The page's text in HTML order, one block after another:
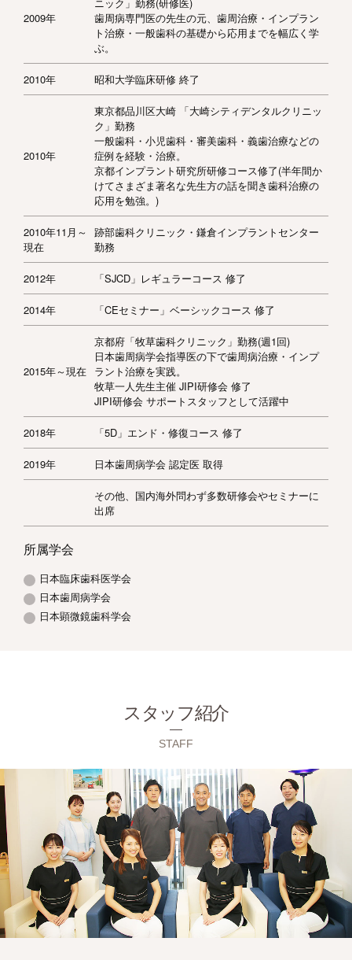
2009年
ニック」勤務(研修医)
歯周病専門医の先生の元、歯周治療・インプラン
ト治療・一般歯科の基礎から応用までを幅広く学
ぶ。
2010年 昭和大学臨床研修 終了
2010年
東京都品川区大崎 「大崎シティデンタルクリニッ
ク」勤務
一般歯科・小児歯科・審美歯科・義歯治療などの
症例を経験・治療。
京都インプラント研究所研修コース修了(半年間か
けてさまざま著名な先生方の話を聞き歯科治療の
応用を勉強。)
2010年11月～
現在
跡部歯科クリニック・鎌倉インプラントセンター
勤務
2012年 「SJCD」レギュラーコース 修了
2014年 「CEセミナー」ベーシックコース 修了
2015年～現在
京都府「牧草歯科クリニック」勤務(週1回)
日本歯周病学会指導医の下で歯周病治療・インプ
ラント治療を実践。
牧草一人先生主催 JIPI研修会 修了
JIPI研修会 サポートスタッフとして活躍中
2018年 「5D」エンド・修復コース 修了
2019年 日本歯周病学会 認定医 取得
その他、国内海外問わず多数研修会やセミナーに
出席
所属学会
日本臨床歯科医学会
日本歯周病学会
日本顕微鏡歯科学会
スタッフ紹介
STAFF